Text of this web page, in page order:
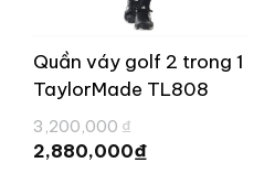
Quần váy golf 2 trong 1
TaylorMade TL808
3,200,000 ₫
gốc
là:
2,880,000₫